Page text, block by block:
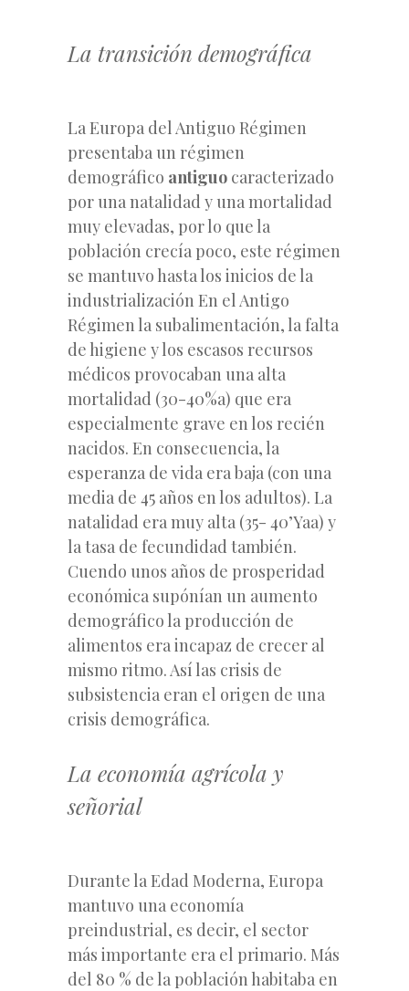
La transición demográfica
La Europa del Antiguo Régimen
presentaba un régimen
demográfico antiguo caracterizado
por una natalidad y una mortalidad
muy elevadas, por lo que la
población crecía poco, este régimen
se mantuvo hasta los inicios de la
industrialización En el Antigo
Régimen la subalimentación, la falta
de higiene y los escasos recursos
médicos provocaban una alta
mortalidad (30-40%a) que era
especialmente grave en los recién
nacidos. En consecuencia, la
esperanza de vida era baja (con una
media de 45 años en los adultos). La
natalidad era muy alta (35- 40’Yaa) y
la tasa de fecundidad también.
Cuendo unos años de prosperidad
económica supónían un aumento
demográfico la producción de
alimentos era incapaz de crecer al
mismo ritmo. Así las crisis de
subsistencia eran el origen de una
crisis demográfica.
La economía agrícola y
señorial
Durante la Edad Moderna, Europa
mantuvo una economía
preindustrial, es decir, el sector
más importante era el primario. Más
del 80 % de la población habitaba en